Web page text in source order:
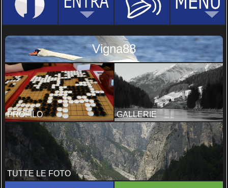
Vigna88
PROFILO GALLERIE
TUTTE LE FOTO